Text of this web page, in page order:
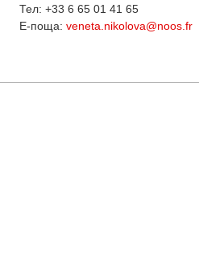
Тел: +33 6 65 01 41 65
Е-поща: veneta.nikolova@noos.fr